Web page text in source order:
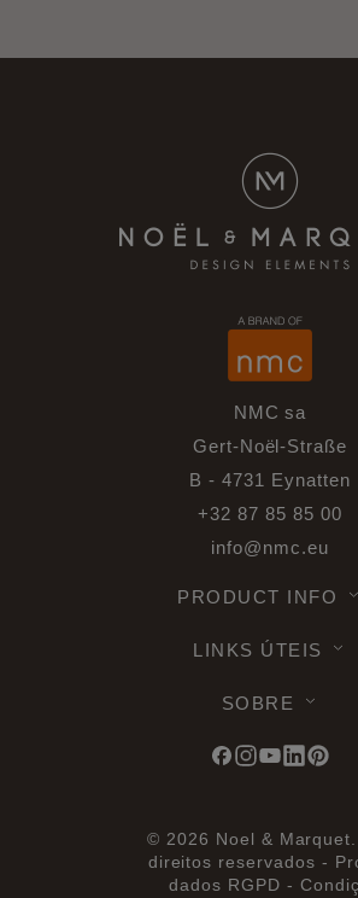
NMC sa
Gert-Noël-Straße
B - 4731 Eynatten
+32 87 85 85 00
info@nmc.eu
PRODUCT INFO
LINKS ÚTEIS
SOBRE
© 2026 Noel &
direitos reservados -
dados RGPD -